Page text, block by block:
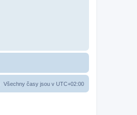
Všechny časy jsou v UTC+02:00